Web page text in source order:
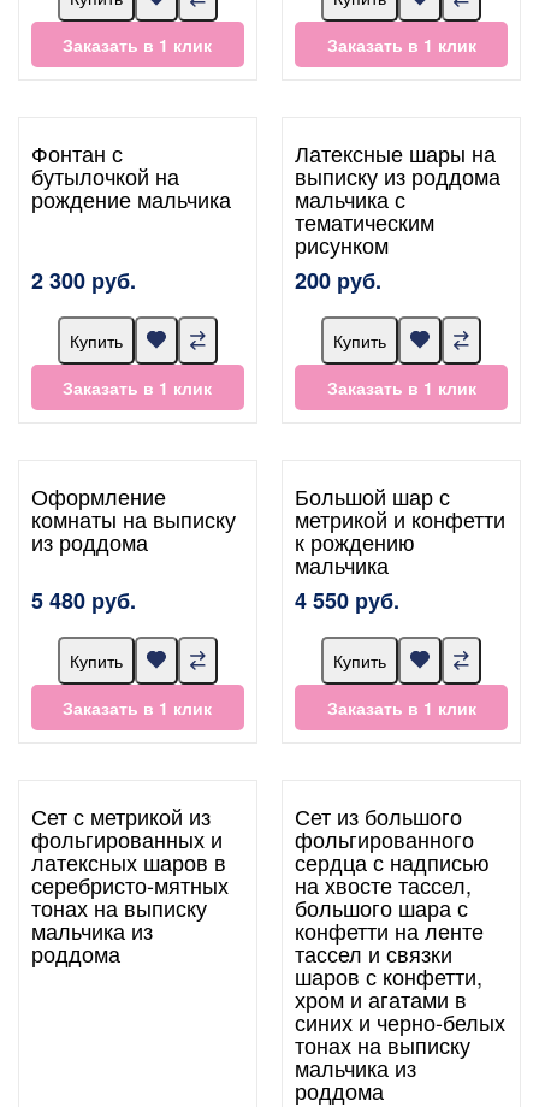
Заказать в 1 клик
Заказать в 1 клик
Фонтан с
бутылочкой на
рождение мальчика
2 300 руб.
Купить
Заказать в 1 клик
Латексные шары на
выписку из роддома
мальчика с
тематическим
рисунком
200 руб.
Купить
Заказать в 1 клик
Оформление
комнаты на выписку
из роддома
5 480 руб.
Купить
Заказать в 1 клик
Большой шар с
метрикой и конфетти
к рождению
мальчика
4 550 руб.
Купить
Заказать в 1 клик
Сет с метрикой из
фольгированных и
латексных шаров в
серебристо-мятных
тонах на выписку
мальчика из
роддома
Сет из большого
фольгированного
сердца с надписью
на хвосте тассел,
большого шара с
конфетти на ленте
тассел и связки
шаров с конфетти,
хром и агатами в
синих и черно-белых
тонах на выписку
мальчика из
роддома